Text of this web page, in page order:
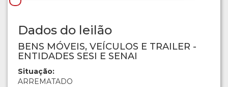
Dados do leilão
BENS MÓVEIS, VEÍCULOS E TRAILER -
ENTIDADES SESI E SENAI
Situação:
ARREMATADO